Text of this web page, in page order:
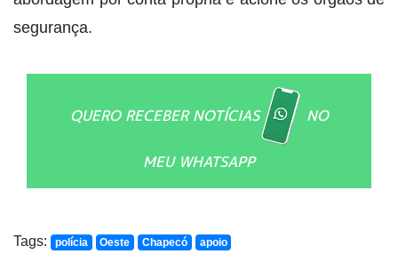
segurança.
QUERO RECEBER NOTÍCIAS NO
MEU WHATSAPP
Tags: polícia Oeste Chapecó apoio